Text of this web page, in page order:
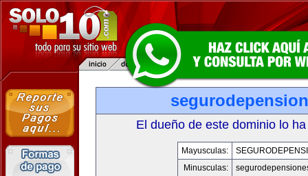
El dueño de este dominio lo
Mayusculas:
Minusculas: